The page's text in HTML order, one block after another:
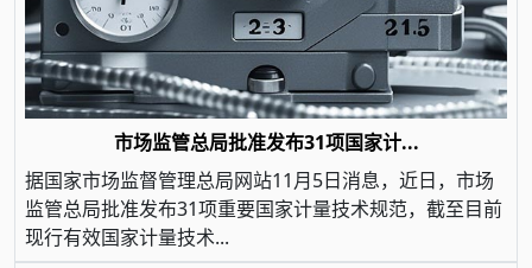
市场监管总局批准发布31项国家计...
据国家市场监督管理总局网站11月5日消息，近日，市场
监管总局批准发布31项重要国家计量技术规范，截至目前
现行有效国家计量技术...